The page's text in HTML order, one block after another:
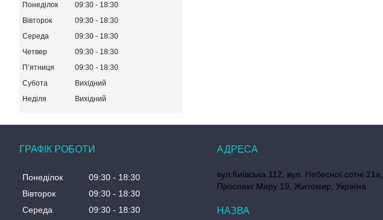
Понеділок 09:30
18:30
Вівторок
09:30
18:30
Середа
09:30
18:30
Четвер
09:30
18:30
Пʼятниця
09:30
18:30
Субота
Вихідний
Неділя
Вихідний
ГРАФІК РОБОТИ
Понеділок 09:30
18:30
Вівторок
09:30
18:30
Середа
09:30
18:30
вул.Київська 112, вул. Небесної сотні 21а,
Проспект Миру 19, Житомир, Україна